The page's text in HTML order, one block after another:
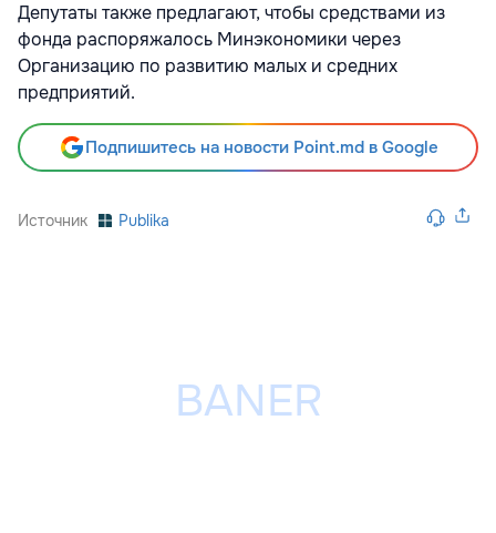
Депутаты также предлагают, чтобы средствами из
фонда распоряжалось Минэкономики через
Организацию по развитию малых и средних
предприятий.
Подпишитесь на новости Point.md в Google
Источник Publika